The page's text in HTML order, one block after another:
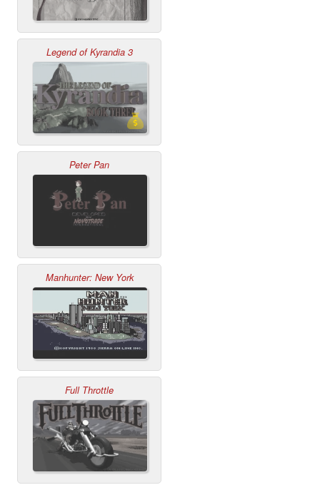
Legend of Kyrandia 3
Peter Pan
Manhunter: New York
Full Throttle